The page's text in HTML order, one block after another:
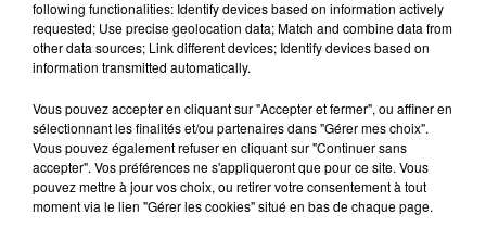
20 juillet 2026
UNE ADOLESCENTE DEVANT SE FAIRE
OPÉRER DE LA CHEVILLE RESSORT DE LA...
La famille a porté plainte contre la clinique qui a
reconnu sa responsabilité et présenté ses
following functionalities: Identify devices based on information actively
requested; Use precise geolocation data; Match and combine data from
other data sources; Link different devices; Identify devices based on
information transmitted automatically.
Vous pouvez accepter en cliquant sur "Accepter et fermer", ou affiner en
sélectionnant les finalités et/ou partenaires dans "Gérer mes choix".
Vous pouvez également refuser en cliquant sur "Continuer sans
accepter". Vos préférences ne s'appliqueront que pour ce site. Vous
pouvez mettre à jour vos choix, ou retirer votre consentement à tout
moment via le lien "Gérer les cookies" situé en bas de chaque page.